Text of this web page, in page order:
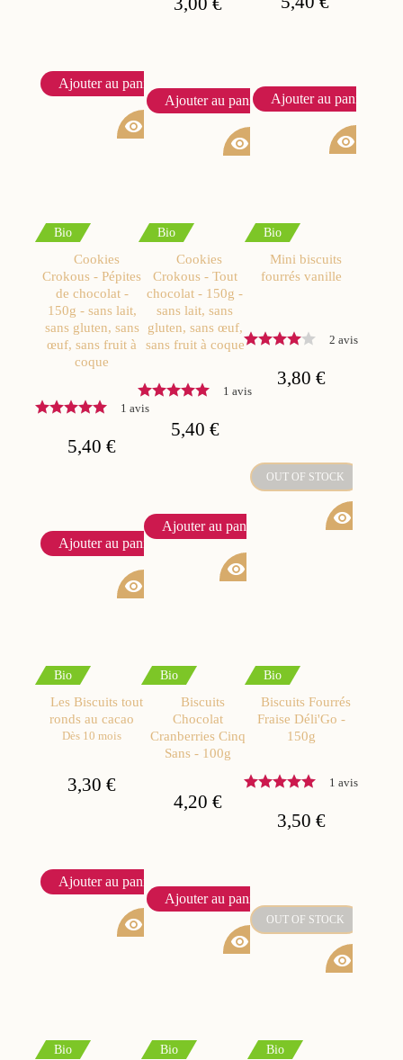
Ajouter au panier
visibility
Ajouter au panier
visibility
Ajouter au panier
visibility
Bio
Cookies
Crokous - Pépites
de chocolat -
150g - sans lait,
sans gluten, sans
œuf, sans fruit à
coque
1 avis
5,40 €
Ajouter au panier
visibility
Bio
Cookies
Crokous - Tout
chocolat - 150g -
sans lait, sans
gluten, sans œuf,
sans fruit à coque
1 avis
5,40 €
Ajouter au panier
visibility
Bio
Mini biscuits
fourrés vanille
2 avis
3,80 €
OUT OF STOCK
visibility
Bio
Les Biscuits tout
ronds au cacao
Dès 10 mois
3,30 €
Ajouter au panier
visibility
Bio
Biscuits
Chocolat
Cranberries Cinq
Sans - 100g
4,20 €
Ajouter au panier
visibility
Bio
Biscuits Fourrés
Fraise Déli'Go -
150g
1 avis
3,50 €
OUT OF STOCK
visibility
Bio Bio Bio